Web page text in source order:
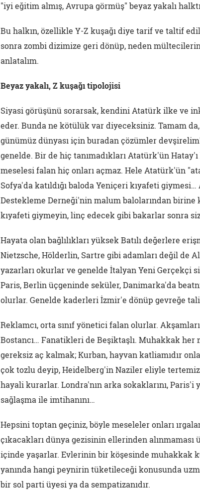
"iyi eğitim almış, Avrupa görmüş" beyaz yakalı
Bu halkın, özellikle Y-Z kuşağı diye tarif ve taltif
sonra zombi dizimize geri dönüp, neden
anlatalım.
Beyaz yakalı, Z kuşağı tipolojisi
Siyasi görüşünü sorarsak, kendini Atatürk ilke ve
eder. Bunda ne kötülük var diyeceksiniz. Tamam
günümüz dünyası için buradan çözümler
genelde. Bir de hiç tanımadıkları Atatürk'ün
meselesi falan hiç onları açmaz. Hele Atatürk'ün
Sofya'da katıldığı baloda Yeniçeri kıyafeti giymesi…
Destekleme Derneği'nin malum balolarından birine
kıyafeti giymeyin, linç edecek gibi bakarlar sonra
Hayata olan bağlılıkları yüksek Batılı değerlere
Nietzsche, Hölderlin, Sartre gibi adamları değil de
yazarları okurlar ve genelde İtalyan Yeni Gerçekçi
Paris, Berlin üçgeninde seküler, Danimarka'da
olurlar. Genelde kaderleri İzmir'e dönüp gevreğe
Reklamcı, orta sınıf yönetici falan olurlar.
Bostancı… Fanatikleri de Beşiktaşlı. Muhakkak
gereksiz aç kalmak; Kurban, hayvan katliamıdır
çok tozlu deyip, Heidelberg'in Naziler eliyle
hayali kurarlar. Londra'nın arka sokaklarını, Paris'i
sağlaşma ile imtihanını…
Hepsini toptan geçiniz, böyle meseleler onları
çıkacakları dünya gezisinin ellerinden
içinde yaşarlar. Evlerinin bir köşesinde muhakkak
yanında hangi peynirin tüketileceği konusunda
bir sol parti üyesi ya da sempatizanıdır.